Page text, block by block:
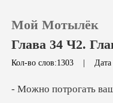
Мой Мотылёк
Глава 34 Ч2.
Кол-во слов:1303 |
трогать ва